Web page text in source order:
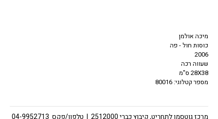
מיכה אולמן
כוסות חול - פה
2006
שעווה רכה
28X38 ס"מ
מספר קטלוגי: 80016
מרכז גוטסמן לתחריט, קיבוץ כברי 2512000 | טלפון/פקס 04-9952713